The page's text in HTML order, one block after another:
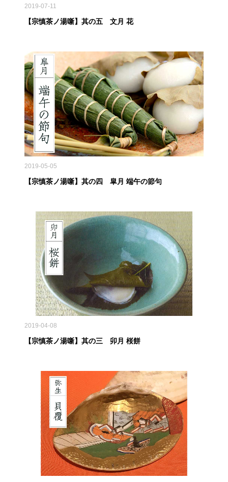
2019-07-11
【宗慎茶ノ湯噺】其の五 文月 花
2019-05-05
【宗慎茶ノ湯噺】其の四 皐月 端午の節句
2019-04-08
【宗慎茶ノ湯噺】其の三 卯月 桜餅